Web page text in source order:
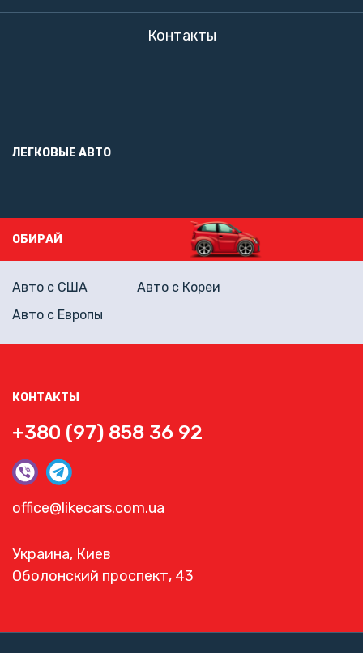
Контакты
ЛЕГКОВЫЕ АВТО
КОНТАКТЫ
+380 (97) 858 36 92
office@likecars.com.ua
Украина, Киев
Оболонский проспект, 43
ОБИРАЙ
Авто с США
Авто с Кореи
Авто с Европы